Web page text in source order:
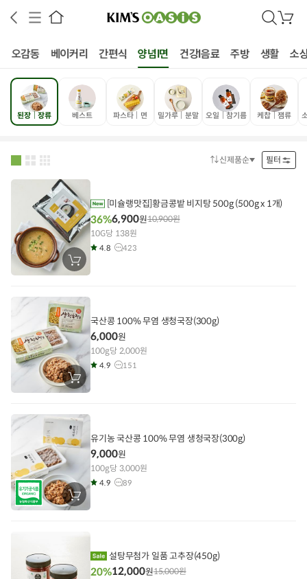
구
니
오감동 베이커리 간편식 양념I면 건강I음료 주방 생활 소
베스트 파스타│면 밀가루│분말 오일│참기름 케찹│잼류
된장│장류
정신제품순 필터
장
바
에
담
기
[미슐랭맛집]황금콩밭 비지탕 500g (500g x 1개)
36%6,900원10,900원
10G당 138원
4.8 423
장
바
에
담
기
국산콩 100% 무염 생청국장(300g)
6,000원
100g당 2,000원
4.9 151
장
바
유기농 국산콩 100% 무염 생청국장(300g)
9,000원
100g당 3,000원
4.9 89
설탕무첨가 일품 고추장(450g)
20%12,000원15,000원